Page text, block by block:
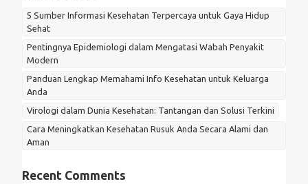
5 Sumber Informasi Kesehatan Terpercaya untuk Gaya Hidup
Sehat
Pentingnya Epidemiologi dalam Mengatasi Wabah Penyakit
Modern
Panduan Lengkap Memahami Info Kesehatan untuk Keluarga
Anda
Virologi dalam Dunia Kesehatan: Tantangan dan Solusi Terkini
Cara Meningkatkan Kesehatan Rusuk Anda Secara Alami dan
Aman
Recent Comments